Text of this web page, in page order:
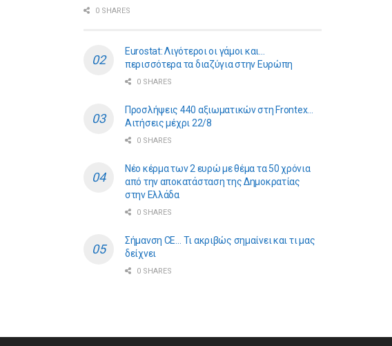
0 SHARES
Eurostat: Λιγότεροι οι γάμοι και…
περισσότερα τα διαζύγια στην Ευρώπη
0 SHARES
Προσλήψεις 440 αξιωματικών στη Frontex…
Αιτήσεις μέχρι 22/8
0 SHARES
Νέο κέρμα των 2 ευρώ με θέμα τα 50 χρόνια
από την αποκατάσταση της Δημοκρατίας
στην Ελλάδα
0 SHARES
Σήμανση CE… Τι ακριβώς σημαίνει και τι μας
δείχνει
0 SHARES